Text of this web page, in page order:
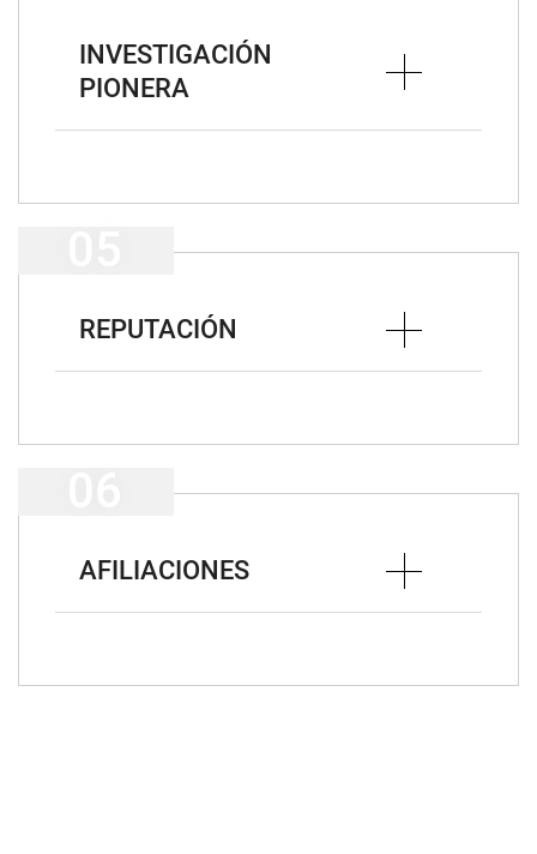
INVESTIGACIÓN
PIONERA
REPUTACIÓN
AFILIACIONES